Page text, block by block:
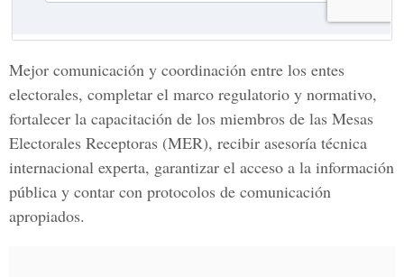
Mejor comunicación y coordinación entre los entes
electorales, completar el marco regulatorio y normativo,
fortalecer la capacitación de los miembros de las Mesas
Electorales Receptoras (MER), recibir asesoría técnica
internacional experta, garantizar el acceso a la información
pública y contar con protocolos de comunicación
apropiados.